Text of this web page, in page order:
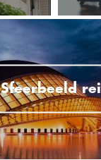
Sfeerbeeld